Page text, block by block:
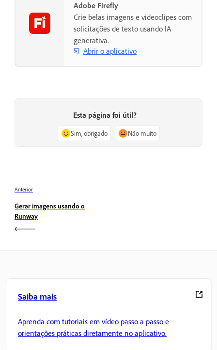
Adobe Firefly
Crie belas imagens e videoclipes com
solicitações de texto usando IA
generativa.
Abrir o aplicativo
Esta página foi útil?
Sim, obrigado Não muito
Anterior
Gerar imagens usando o
Runway
Saiba mais
Aprenda com tutoriais em vídeo passo a passo e
orientações práticas diretamente no aplicativo.